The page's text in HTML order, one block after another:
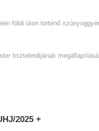
földi úton történő
tiszteletdijának
2025 +